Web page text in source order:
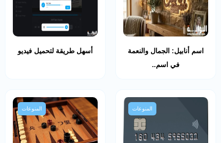
اسم أنابيل: الجمال والنعمة
في اسم..
أسهل طريقة لتحميل فيديو
المنوعات المنوعات